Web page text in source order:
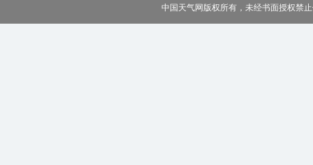
中国天气网版权所有，未经书面授权